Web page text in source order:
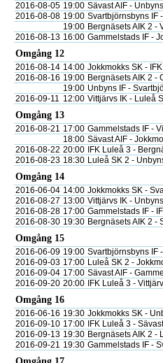
2016-08-05 19:00 Sävast AIF -
2016-08-08 19:00 Svartbjörnsbyns IF
19:00 Bergnäsets AIK 2 -
2016-08-13 16:00 Gammelstads IF -
Omgång 12
2016-08-14 14:00 Jokkmokks SK -
2016-08-16 19:00 Bergnäsets AIK 2 -
19:00 Unbyns IF -
2016-09-11 12:00 Vittjärvs IK - Luleå
Omgång 13
2016-08-21 17:00 Gammelstads IF -
18:00 Sävast AIF -
2016-08-22 20:00 IFK Luleå 3 -
2016-08-23 18:30 Luleå SK 2 -
Omgång 14
2016-06-04 14:00 Jokkmokks SK -
2016-08-27 13:00 Vittjärvs IK -
2016-08-28 17:00 Gammelstads IF -
2016-08-30 19:30 Bergnäsets AIK 2 -
Omgång 15
2016-06-09 19:00 Svartbjörnsbyns IF
2016-09-03 17:00 Luleå SK 2 -
2016-09-04 17:00 Sävast AIF -
2016-09-20 20:00 IFK Luleå 3 -
Omgång 16
2016-06-16 19:30 Jokkmokks SK -
2016-09-10 17:00 IFK Luleå 3 -
2016-09-13 19:30 Bergnäsets AIK 2 -
2016-09-21 19:30 Gammelstads IF -